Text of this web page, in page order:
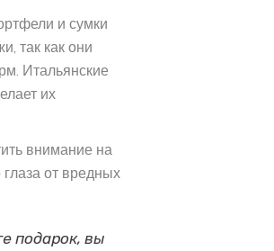
и сумки
так как они
Итальянские
их
внимание на
от вредных
подарок, вы